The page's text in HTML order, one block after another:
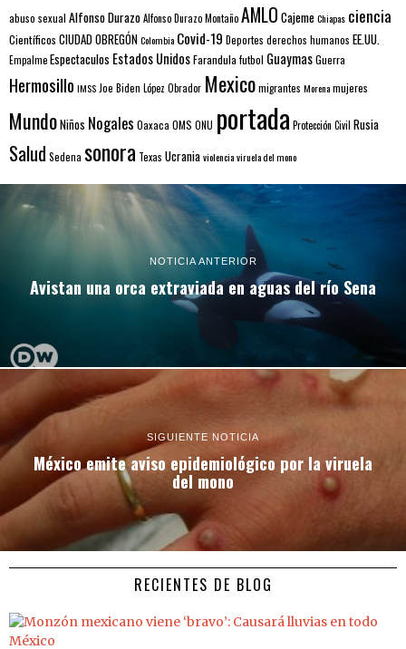
abuso sexual Alfonso DurazoAlfonso Durazo MontañoAMLO CajemeChiapas ciencia
Científicos CIUDAD OBREGÓNColombia Covid-19 Deportes derechos humanos EE.UU.
EmpalmeEspectaculos Estados UnidosFarandulafutbol GuaymasGuerra
Hermosillo IMSS Joe Biden López Obrador Mexicomigrantes Morenamujeres
MundoNiños Nogales Oaxaca OMS ONU portada Protección Civil Rusia
Salud Sedena sonora Texas Ucraniaviolenciaviruela del mono
NOTICIA ANTERIOR
Avistan una orca extraviada en aguas del río Sena
SIGUIENTE NOTICIA
México emite aviso epidemiológico por la viruela
del mono
RECIENTES DE BLOG